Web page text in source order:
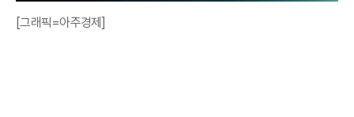
[그래픽=아주경제]